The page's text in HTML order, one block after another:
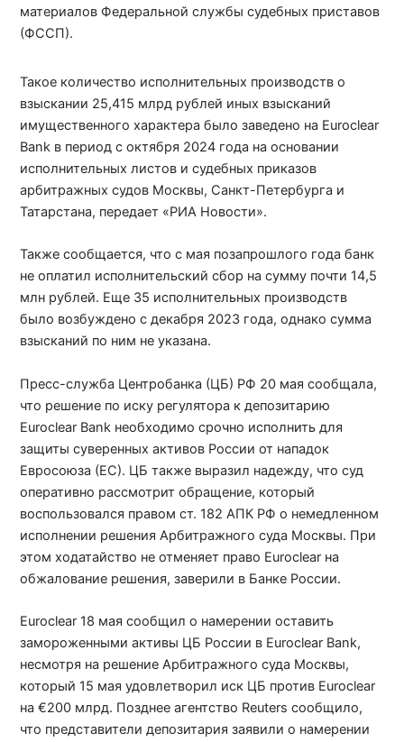
материалов Федеральной службы судебных приставов
(ФССП).
Такое количество исполнительных производств о
взыскании 25,415 млрд рублей иных взысканий
имущественного характера было заведено на Euroclear
Bank в период с октября 2024 года на основании
исполнительных листов и судебных приказов
арбитражных судов Москвы, Санкт-Петербурга и
Татарстана, передает «РИА Новости».
Также сообщается, что с мая позапрошлого года банк
не оплатил исполнительский сбор на сумму почти 14,5
млн рублей. Еще 35 исполнительных производств
было возбуждено с декабря 2023 года, однако сумма
взысканий по ним не указана.
Пресс-служба Центробанка (ЦБ) РФ 20 мая сообщала,
что решение по иску регулятора к депозитарию
Euroclear Bank необходимо срочно исполнить для
защиты суверенных активов России от нападок
Евросоюза (ЕС). ЦБ также выразил надежду, что суд
оперативно рассмотрит обращение, который
воспользовался правом ст. 182 АПК РФ о немедленном
исполнении решения Арбитражного суда Москвы. При
этом ходатайство не отменяет право Euroclear на
обжалование решения, заверили в Банке России.
Euroclear 18 мая сообщил о намерении оставить
замороженными активы ЦБ России в Euroclear Bank,
несмотря на решение Арбитражного суда Москвы,
который 15 мая удовлетворил иск ЦБ против Euroclear
на €200 млрд. Позднее агентство Reuters сообщило,
что представители депозитария заявили о намерении